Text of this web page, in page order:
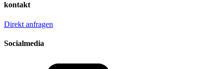
kontakt
Direkt anfragen
Socialmedia